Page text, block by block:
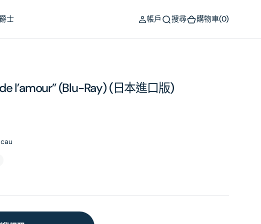
士 帳戶 搜尋 購物車(0)
l’amour” (Blu-Ray) (日本進口版)